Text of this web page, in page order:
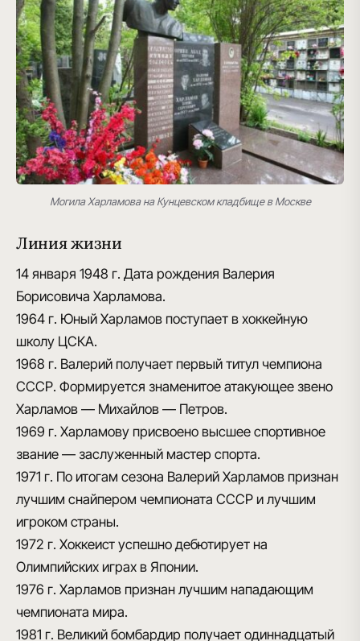
Могила Харламова на Кунцевском кладбище в Москве
Линия жизни
14 января 1948 г. Дата рождения Валерия
Борисовича Харламова.
1964 г. Юный Харламов поступает в хоккейную
школу ЦСКА.
1968 г. Валерий получает первый титул чемпиона
СССР. Формируется знаменитое атакующее звено
Харламов — Михайлов — Петров.
1969 г. Харламову присвоено высшее спортивное
звание — заслуженный мастер спорта.
1971 г. По итогам сезона Валерий Харламов признан
лучшим снайпером чемпионата СССР и лучшим
игроком страны.
1972 г. Хоккеист успешно дебютирует на
Олимпийских играх в Японии.
1976 г. Харламов признан лучшим нападающим
чемпионата мира.
1981 г. Великий бомбардир получает одиннадцатый